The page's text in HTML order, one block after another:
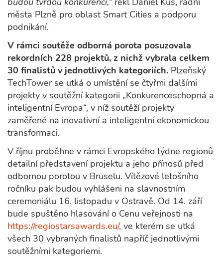
města Plzně pro oblast Smart Cities a podporu
podnikání.
V rámci soutěže odborná porota posuzovala
rekordních 228 projektů, z nichž vybrala celkem
30 finalistů v jednotlivých kategoriích. Plzeňský
TechTower se utká o umístění se čtyřmi dalšími
projekty v soutěžní kategorii „Konkurenceschopná a
inteligentní Evropa“, v níž soutěží projekty
zaměřené na inovativní a inteligentní ekonomickou
transformaci.
V říjnu proběhne v rámci Evropského týdne regionů
detailní představení projektu a jeho přínosů před
odbornou porotou v Bruselu. Vítězové letošního
ročníku pak budou vyhlášeni na slavnostním
ceremoniálu 16. listopadu v Ostravě. Od 14. září
bude spuštěno hlasování o Cenu veřejnosti na
https://regiostarsawards.eu/, ve kterém se utká
všech 30 vybraných finalistů napříč jednotlivými
soutěžními kategoriemi.